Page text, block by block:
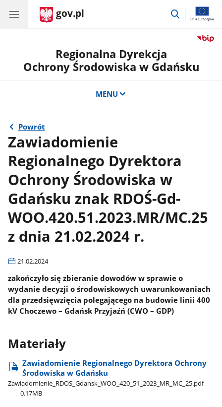
gov.pl
przejdź
Regionalna Dyrekcja
Ochrony Środowiska w Gdańsku
MENU
Powrót
Zawiadomienie
Regionalnego Dyrektora
Ochrony Środowiska w
Gdańsku znak RDOŚ-Gd-
WOO.420.51.2023.MR/MC.25
z dnia 21.02.2024 r.
21.02.2024
zakończyło się zbieranie dowodów w sprawie o
wydanie decyzji o środowiskowych uwarunkowaniach
dla przedsięwzięcia polegającego na budowie linii 400
kV Choczewo – Gdańsk Przyjaźń (CWO – GDP)
Materiały
Zawiadomienie Regionalnego Dyrektora Ochrony
Środowiska w Gdańsku
Zawiadomienie​_RDOS​_Gdansk​_WOO​_420​_51​_2023​_MR​_MC​_25.pdf
0.17MB